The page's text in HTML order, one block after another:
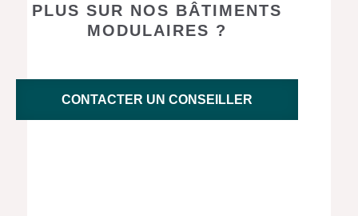
CONTACTER UN CONSEILLER
PLUS SUR NOS BÂTIMENTS
MODULAIRES ?